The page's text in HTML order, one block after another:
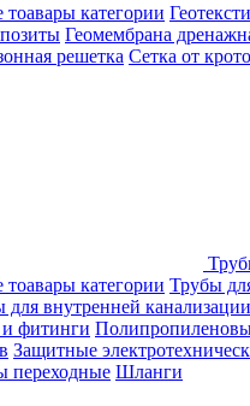
тоавары категории
Геомембрана
решетка Сетка от
тоавары категории Трубы
для внутренней канализации
фитинги
Защитные
переходные Шланги